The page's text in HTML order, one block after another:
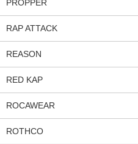
PROPPER
RAP ATTACK
REASON
RED KAP
ROCAWEAR
ROTHCO